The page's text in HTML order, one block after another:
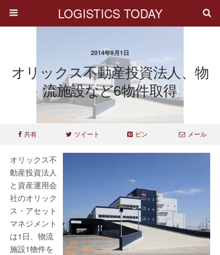
LOGISTICS TODAY
2014年9月1日
オリックス不動産投資法人、物
流施設など6物件取得
共有 ツイート ピン メール
オリックス不
動産投資法人
と資産運用会
社のオリック
ス・アセット
マネジメント
は1日、物流
施設1物件を